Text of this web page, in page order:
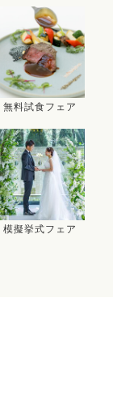
無料試食フェア
模擬挙式フェア